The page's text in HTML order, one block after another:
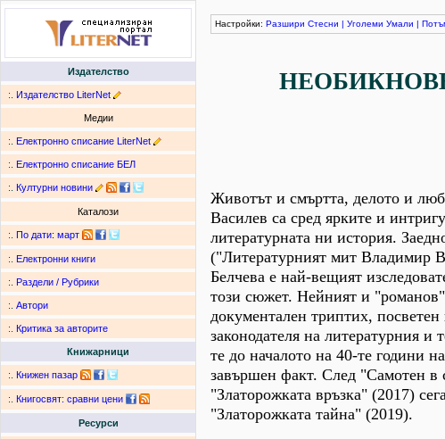
Издателство
:. Издателство LiterNet
Медии
:. Електронно списание LiterNet
:. Електронно списание БЕЛ
:. Културни новини
Каталози
:. По дати: март
:. Електронни книги
:. Раздели / Рубрики
:. Автори
:. Критика за авторите
Книжарници
:. Книжен пазар
:. Книгосвят: сравни цени
Ресурси
Настройки: Разшири Стесни | Уголеми Умали |
Животът и смъртта, делото и
Василев са сред ярките и
литературната ни история.
("Литературният мит Владимир
Белчева е най-вещият
този сюжет. Нейният и
документален триптих,
законодателя на литературния и
те до началото на 40-те години
завършен факт. След "Самотен в
"Златорожката връзка" (2017)
"Златорожката тайна" (2019).